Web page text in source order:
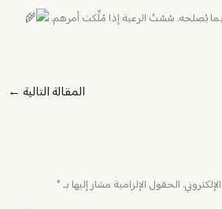
يُصلحه. سُسْتُ الرعية إذا مُلِّكت أمرهم.
المقالة التالية ←
الحقول الإلزامية مشار إليها بـ*